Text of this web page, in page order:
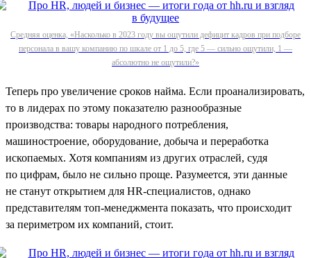
Средняя оценка, «Насколько в 2023 году вы ощутили дефицит кадров при подборе
персонала в вашу компанию по шкале от 1 до 5, где 5 — сильно ощутили, 1 —
абсолютно не ощутили?»
Теперь про увеличение сроков найма. Если проанализировать,
то в лидерах по этому показателю разнообразные
производства: товары народного потребления,
машиностроение, оборудование, добыча и переработка
ископаемых. Хотя компаниям из других отраслей, судя
по цифрам, было не сильно проще. Разумеется, эти данные
не станут открытием для HR-специалистов, однако
представителям топ-менеджмента показать, что происходит
за периметром их компаний, стоит.